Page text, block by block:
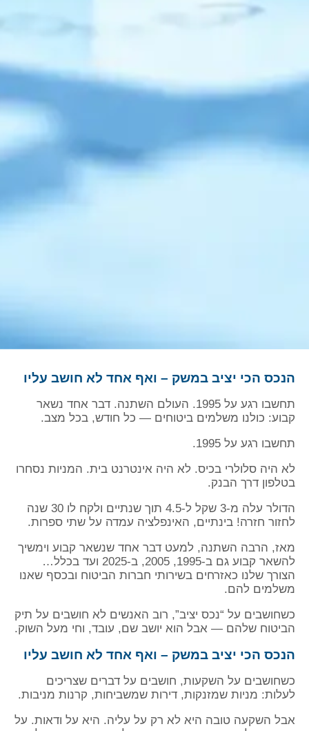
הנכס הכי יציב במשק – ואף אחד לא חושב עליו
תחשבו רגע על 1995. העולם השתנה. דבר אחד נשאר
קבוע: כולנו משלמים ביטוחים — כל חודש, בכל מצב.
תחשבו רגע על 1995.
לא היה סלולרי בכיס. לא היה אינטרנט בית. המניות נסחרו
בטלפון דרך הבנק.
הדולר עלה מ-3 שקל ל-4.5 תוך שנתיים ולקח לו 30 שנה
לחזור חזרה! בינתיים, האינפלציה עמדה על שתי ספרות.
מאז, הרבה השתנה, למעט דבר אחד שנשאר קבוע וימשיך
להשאר קבוע גם ב-1995, 2005, ב-2025 ועד בכלל…
הצורך שלנו כאזרחים בשירותי חברות הביטוח ובכסף שאנו
משלמים להם.
כשחושבים על “נכס יציב”, רוב האנשים לא חושבים על תיק
הביטוח שלהם — אבל הוא יושב שם, עובד, וחי מעל השוק.
הנכס הכי יציב במשק – ואף אחד לא חושב עליו
כשחושבים על השקעות, חושבים על דברים שצריכים
לעלות: מניות שמזנקות, דירות שמשביחות, קרנות מניבות.
אבל השקעה טובה היא לא רק על עליה. היא על ודאות. על